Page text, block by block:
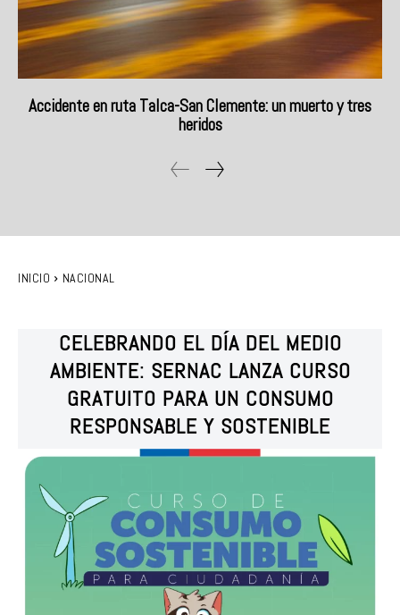
Accidente en ruta Talca-San Clemente: un muerto y tres
heridos